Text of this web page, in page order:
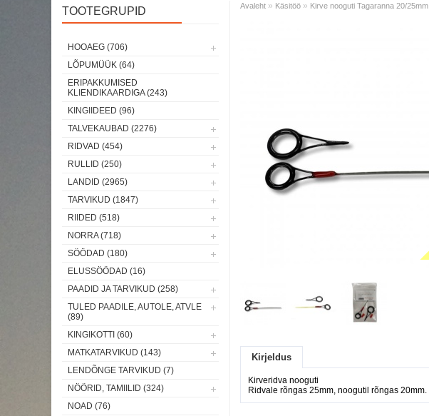
TOOTEGRUPID
HOOAEG (706)
LÕPUMÜÜK (64)
ERIPAKKUMISED
KLIENDIKAARDIGA (243)
KINGIIDEED (96)
TALVEKAUBAD (2276)
RIDVAD (454)
RULLID (250)
LANDID (2965)
TARVIKUD (1847)
RIIDED (518)
NORRA (718)
SÖÖDAD (180)
ELUSSÖÖDAD (16)
PAADID JA TARVIKUD (258)
TULED PAADILE, AUTOLE, ATVLE
(89)
KINGIKOTTI (60)
MATKATARVIKUD (143)
LENDÕNGE TARVIKUD (7)
NÖÖRID, TAMIILID (324)
NOAD (76)
Avaleht » Käsitöö » Kirve nooguti Tagaranna 20/25mm
Kirjeldus
Kirveridva nooguti
Ridvale rõngas 25mm, noogutil rõngas 20mm.